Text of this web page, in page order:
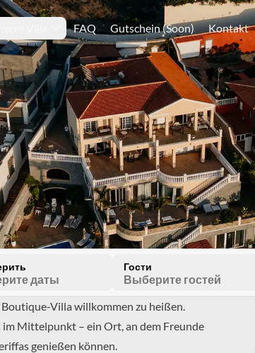
FAQ Gutschein (Soon) Kontakt
даты
Гости
Выберите гостей
Villa willkommen zu heißen.
Mittelpunkt – ein Ort, an dem Freunde
genießen können.